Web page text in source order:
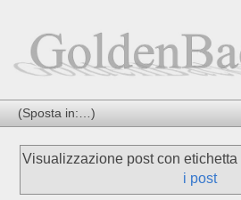
Visualizzazione post con etichetta
i post